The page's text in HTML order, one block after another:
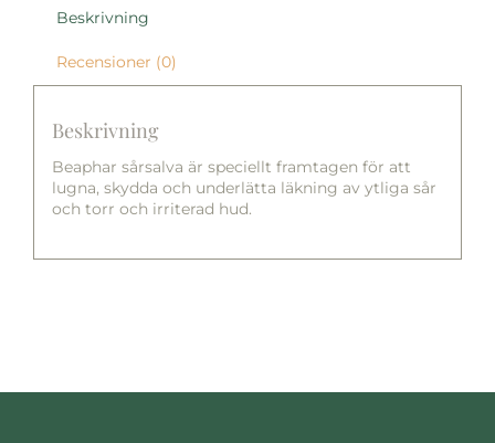
Beskrivning
Recensioner (0)
Beskrivning
Beaphar sårsalva är speciellt framtagen för att
lugna, skydda och underlätta läkning av ytliga sår
och torr och irriterad hud.